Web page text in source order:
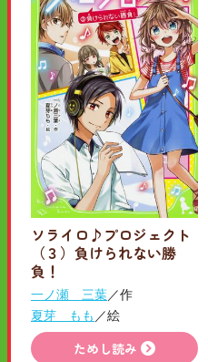
ソライロ♪プロジェクト
（３）負けられない勝
負！
一ノ瀬 三葉／作
夏芽 もも ／絵
ためし読み